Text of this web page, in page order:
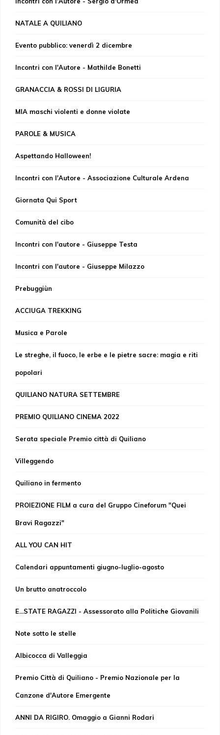
NATALE A QUILIANO
Evento pubblico: venerdì 2 dicembre
Incontri con l'Autore - Mathilde Bonetti
GRANACCIA & ROSSI DI LIGURIA
MIA maschi violenti e donne violate
PAROLE & MUSICA
Aspettando Halloween!
Incontri con l'Autore - Associazione Culturale Ardena
Giornata Qui Sport
Comunità del cibo
Incontri con l'autore - Giuseppe Testa
Incontri con l'autore - Giuseppe Milazzo
Prebuggiùn
ACCIUGA TREKKING
Musica e Parole
Le streghe, il fuoco, le erbe e le pietre sacre: magia e riti
popolari
QUILIANO NATURA SETTEMBRE
PREMIO QUILIANO CINEMA 2022
Serata speciale Premio città di Quiliano
Villeggendo
Quiliano in fermento
PROIEZIONE FILM a cura del Gruppo Cineforum "Quei
Bravi Ragazzi"
ALL YOU CAN HIT
Calendari appuntamenti giugno-luglio-agosto
Un brutto anatroccolo
E...STATE RAGAZZI - Assessorato alla Politiche Giovanili
Note sotto le stelle
Albicocca di Valleggia
Premio Città di Quiliano - Premio Nazionale per la
Canzone d'Autore Emergente
ANNI DA RIGIRO. Omaggio a Gianni Rodari